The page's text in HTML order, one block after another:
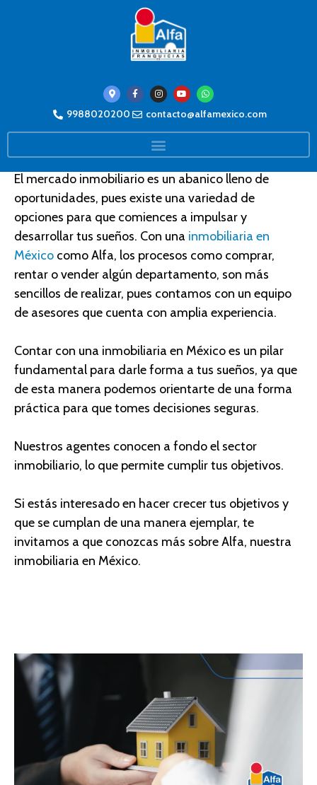
9988020200 contacto@alfamexico.com
Inmobiliaria en México; la clave
para cumplir tus sueños
El mercado inmobiliario es un abanico lleno de
oportunidades, pues existe una variedad de
opciones para que comiences a impulsar y
desarrollar tus sueños. Con una inmobiliaria en
México como Alfa, los procesos como comprar,
rentar o vender algún departamento, son más
sencillos de realizar, pues contamos con un equipo
de asesores que cuenta con amplia experiencia.
Contar con una inmobiliaria en México es un pilar
fundamental para darle forma a tus sueños, ya que
de esta manera podemos orientarte de una forma
práctica para que tomes decisiones seguras.
Nuestros agentes conocen a fondo el sector
inmobiliario, lo que permite cumplir tus objetivos.
Si estás interesado en hacer crecer tus objetivos y
que se cumplan de una manera ejemplar, te
invitamos a que conozcas más sobre Alfa, nuestra
inmobiliaria en México.